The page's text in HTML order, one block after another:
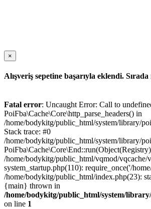
×
Alışveriş sepetine başarıyla eklendi.
Fatal error: Uncaught Error: Call to
PoiFba\Cache\Core\http_parse_headers() in
/home/bodykitg/public_html/system/library/
Stack trace: #0
/home/bodykitg/public_html/system/library/
/home/bodykitg/public_html/vqmod/vqcache/
system_startup.php(110): require_once('/
/home/bodykitg/public_html/index.php(23):
{main} thrown in
/home/bodykitg/public_html/system/
on line 1